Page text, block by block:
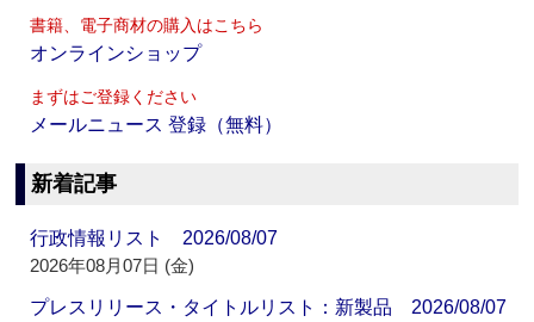
書籍、電子商材の購入はこちら
オンラインショップ
まずはご登録ください
メールニュース 登録（無料）
新着記事
行政情報リスト 2026/08/07
2026年08月07日 (金)
プレスリリース・タイトルリスト：新製品 2026/08/07